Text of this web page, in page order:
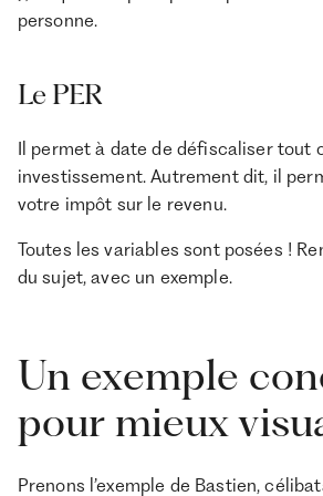
personne.
Le PER
Il permet à date de défiscaliser tout
investissement. Autrement dit, il
votre impôt sur le revenu.
Toutes les variables sont posées !
du sujet, avec un exemple.
Un exemple
pour mieux
Prenons l’exemple de Bastien,